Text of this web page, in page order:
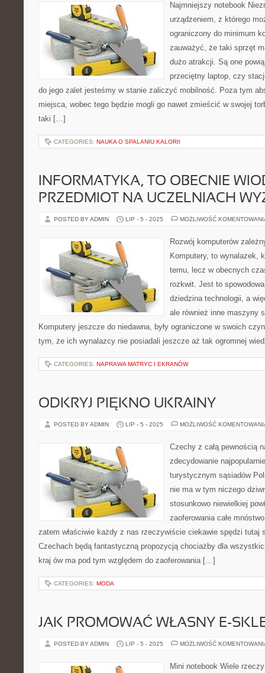
Najmniejszy notebook
urządzeniem, z którego
ograniczony do minimum
zauważyć, że taki sprzęt
dużo atrakcji. Są one
przeciętny laptop, czy
do jego zalet jesteśmy w stanie zaliczyć mobilność. Poza tym
miejsca, wobec tego będzie mogli go nawet zmieścić w swojej
taki […]
CATEGORIES: NAUKA O SPALANIU KALORII
INFORMATYKA, TO OBECNIE
PRZEDMIOT NA UCZELNIACH
POSTED BY ADMIN LIP - 5 - 2025 MOŻLIWOŚĆ
Rozwój komputerów
Komputery, to wynalazek,
temu, lecz w obecnych
rozkwit. Jest to
dziedzina technologii, a
ale również inne maszyny
Komputery jeszcze do niedawna, były ograniczone w swoich
tym, że ich wynalazcy nie posiadali jeszcze aż tak ogromnej
CATEGORIES: NAPRAWA MATRYC I EKRANÓW
ODKRYJ PIĘKNO UKRAINY
POSTED BY ADMIN LIP - 5 - 2025 MOŻLIWOŚĆ
Czechy z całą pewnością
zdecydowanie
turystycznym sąsiadów
nie ma w tym niczego
stosunkowo niewielkiej
zaoferowania całe
zatem właściwie każdy z nas rzeczywiście ciekawie spędzi tutaj
Czechach będą fantastyczną propozycją chociażby dla
kraj ów ma pod tym względem do zaoferowania […]
CATEGORIES: MODA
JAK PROMOWAĆ WŁASNY E-
POSTED BY ADMIN LIP - 5 - 2025 MOŻLIWOŚĆ
Mini notebook Wiele